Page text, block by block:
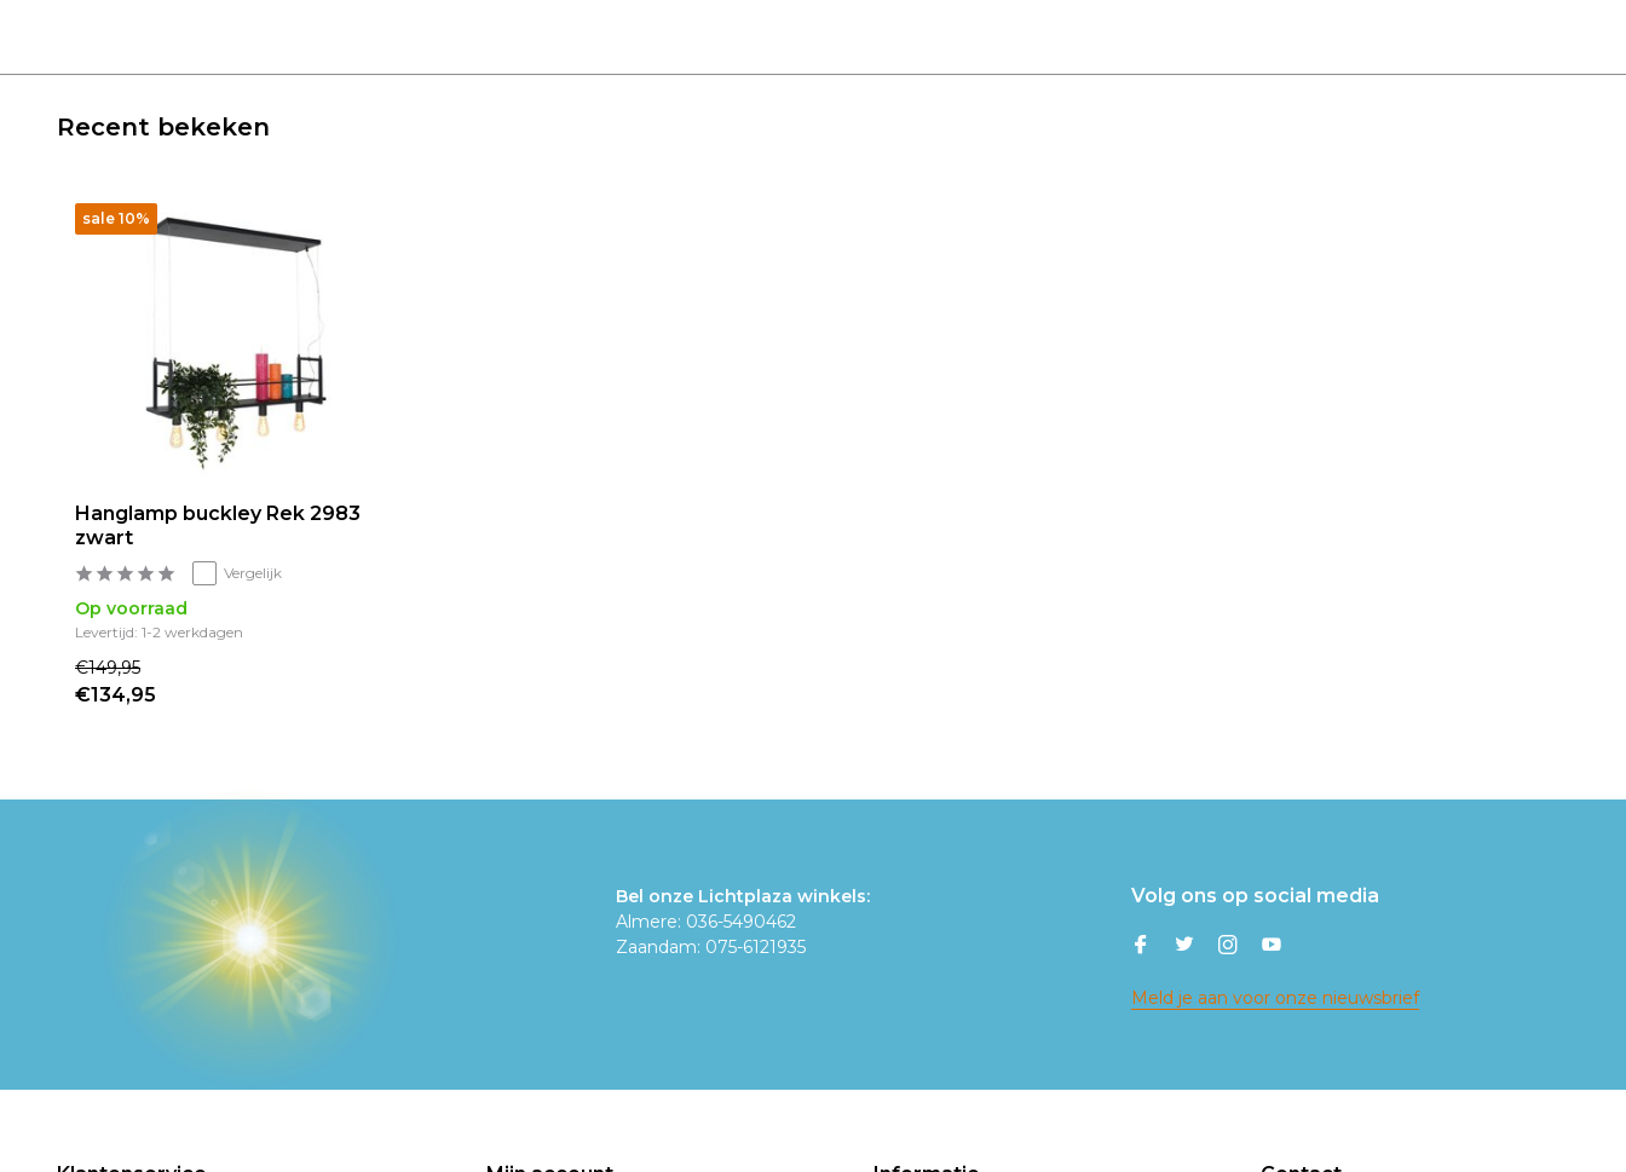
Recent bekeken
sale 10%
Hanglamp buckley Rek 2983
zwart
Vergelijk
Op voorraad
Levertijd: 1-2 werkdagen
€149,95
€134,95
Bel onze Lichtplaza winkels:
Almere: 036-5490462
Zaandam: 075-6121935
Volg ons op social media
Meld je aan voor onze nieuwsbrief